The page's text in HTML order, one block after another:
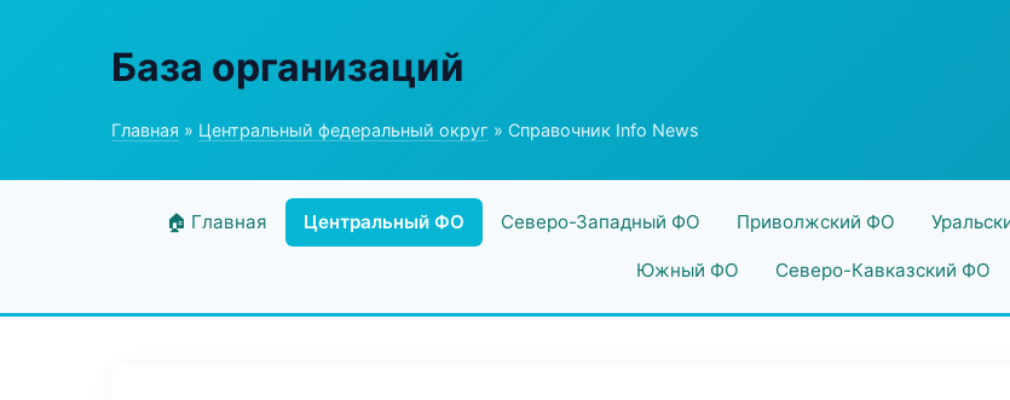
База организаций
Главная » Центральный федеральный округ » Справочник Info News
🏠 Главная Центральный ФО Северо-Западный ФО Приволжский ФО
Южный ФО Северо-Кавказский ФО